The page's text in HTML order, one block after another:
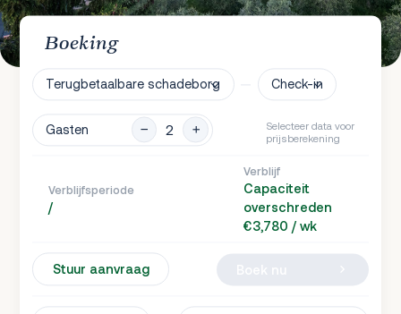
Boeking
Terugbetaalbare schadeborg Check-in
Gasten
Selecteer data voor
prijsberekening
Verblijfsperiode
/
Verblijf
Capaciteit
overschreden
€3,780 / wk
Stuur aanvraag